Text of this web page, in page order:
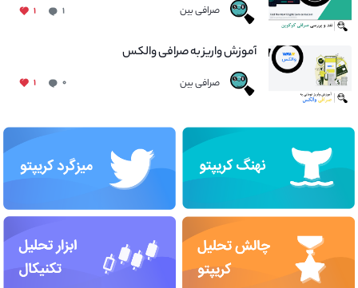
صرافی بین ۱ ۱
آموزش واریز به صرافی والکس
صرافی بین ۰ ۱